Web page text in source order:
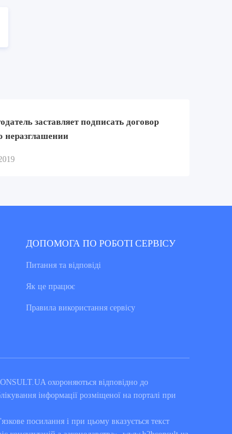
заставляет подписать договор
неразглашении
ДОПОМОГА ПО РОБОТІ СЕРВІСУ
Питання та вiдповiдi
Як це працює
Правила використання сервiсу
охороняються відповідно до
інформації розміщеної на порталі при
посилання і при цьому вказується текст